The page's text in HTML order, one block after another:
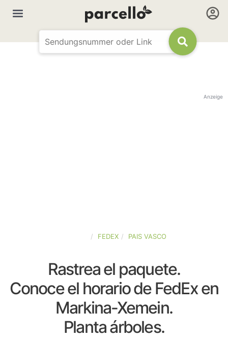
Anzeige
FEDEX PAIS VASCO
Rastrea el paquete.
Conoce el horario de FedEx en
Markina-Xemein.
Planta árboles.